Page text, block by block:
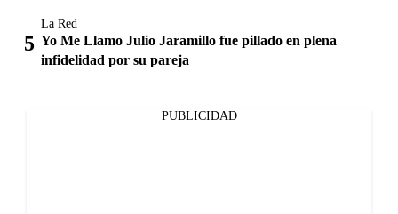
La Red
Yo Me Llamo Julio Jaramillo fue pillado en plena
infidelidad por su pareja
PUBLICIDAD